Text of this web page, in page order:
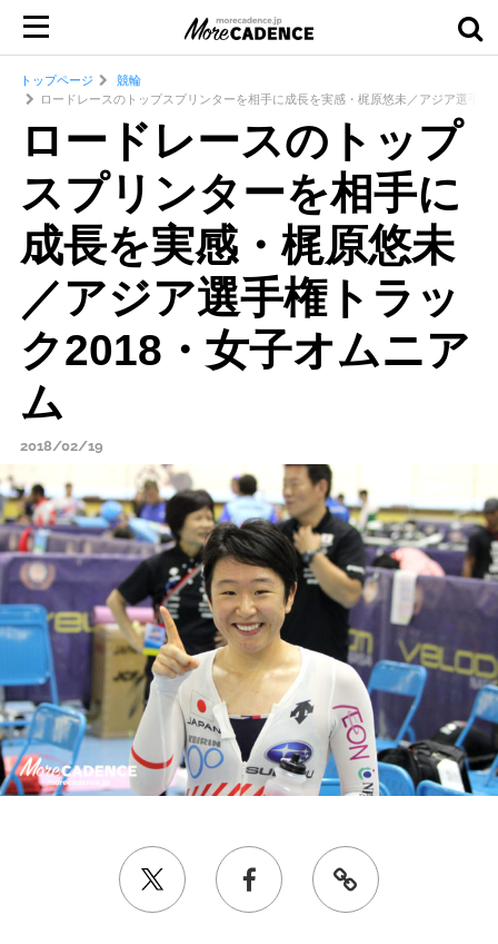
トップページ
競輪
ロードレースのトップスプリンターを相手に成長を実感・梶原悠未／アジア選手
ロードレースのトップ
スプリンターを相手に
成長を実感・梶原悠未
／アジア選手権トラッ
ク2018・女子オムニア
ム
2018/02/19